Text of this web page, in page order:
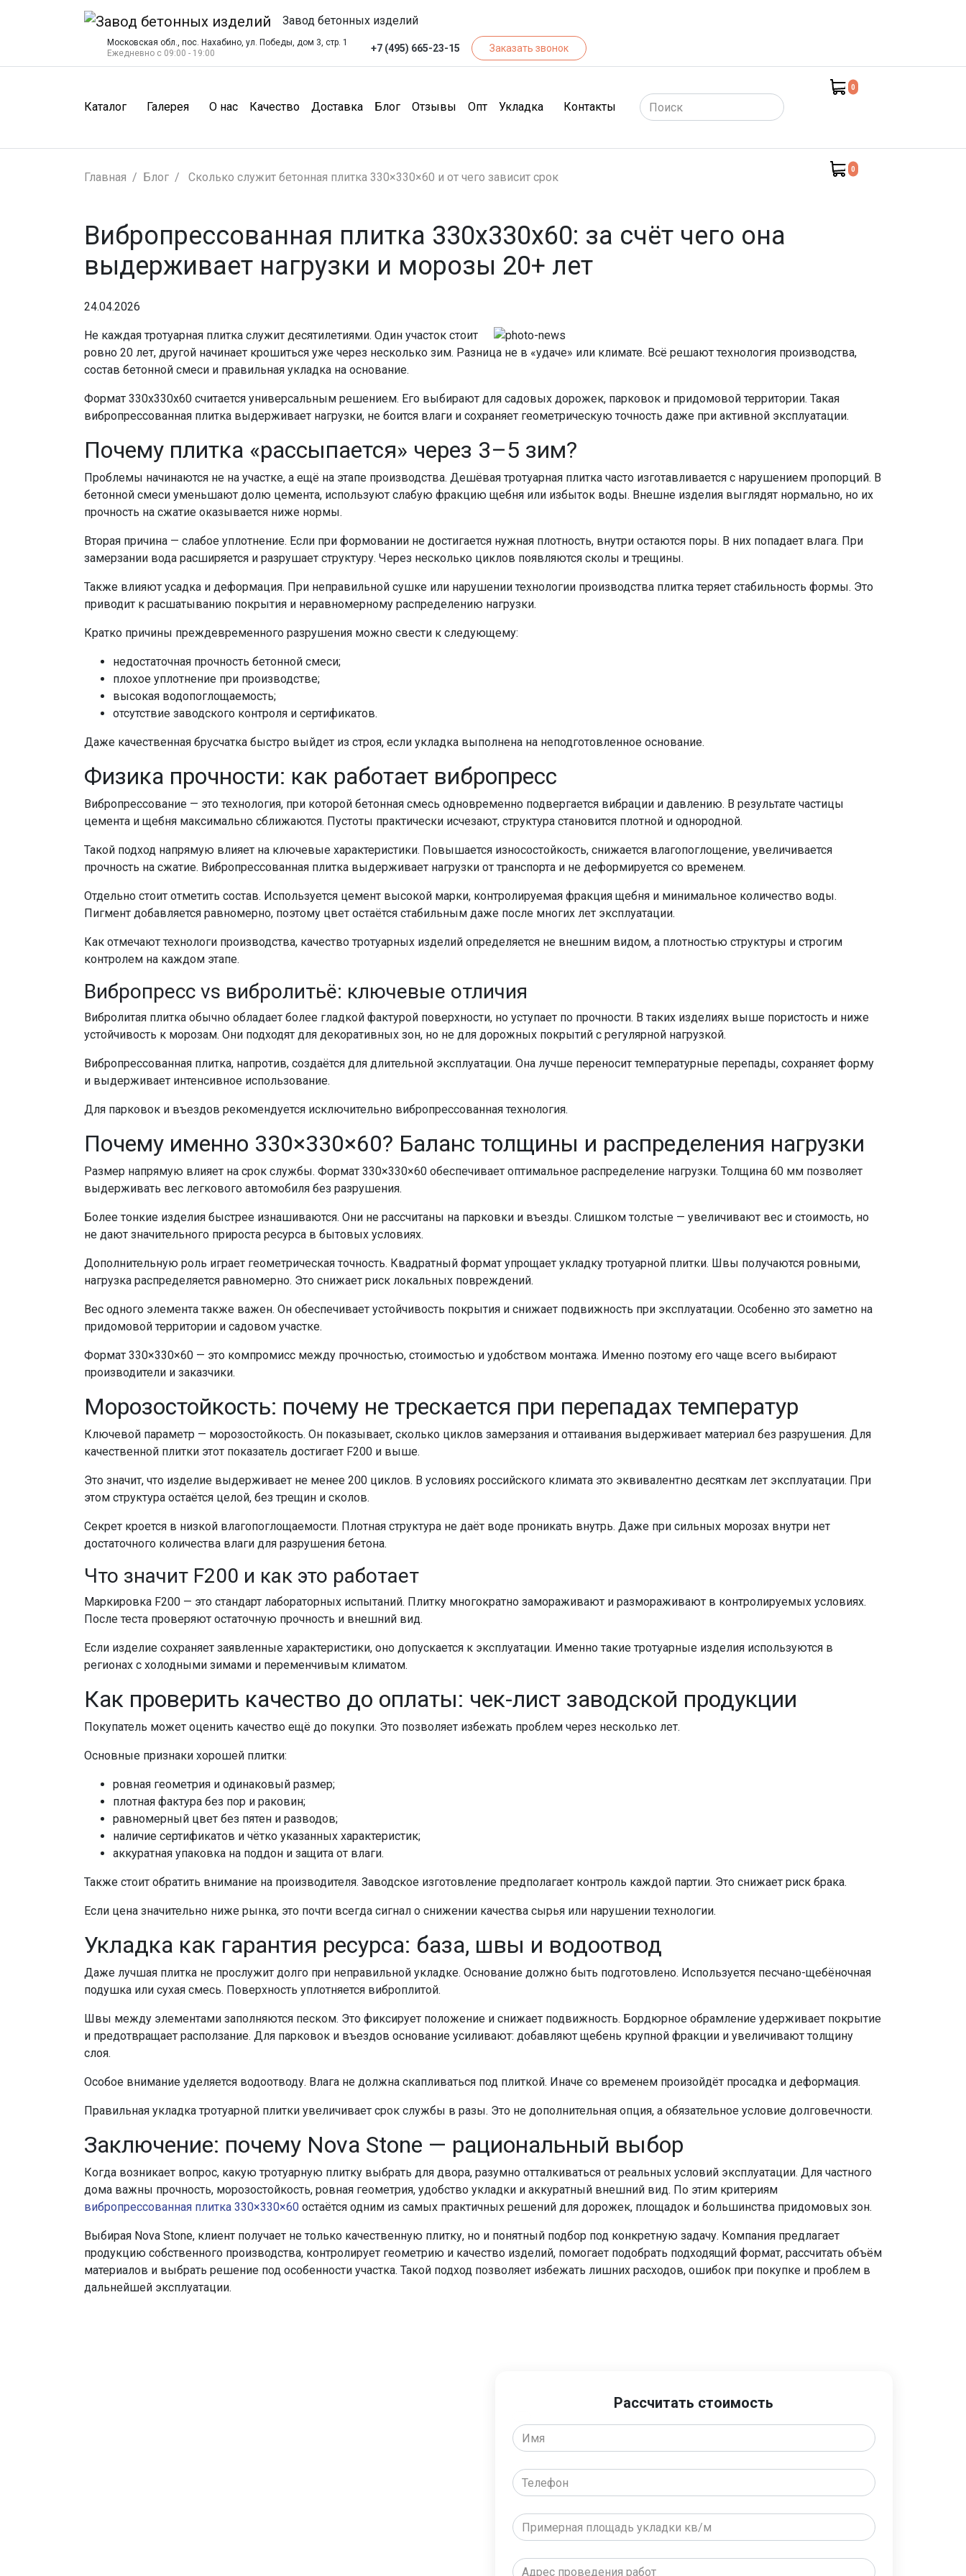
Завод бетонных изделий
Московская обл., пос. Нахабино, ул. Победы, дом 3, стр. 1
Ежедневно с 09:00 - 19:00
+7 (495) 665-23-15 Заказать звонок
Каталог Галерея О нас(О нас)
Качество(Качество)
Доставка(Доставка)
Блог(Блог)
Отзывы (Отзывы)
Опт(Опт)Укладка Контакты (Контакты)
0
0
Главная Блог Сколько служит бетонная плитка 330×330×60 и от чего зависит срок
Вибропрессованная плитка 330x330x60: за счёт чего она
выдерживает нагрузки и морозы 20+ лет
24.04.2026
Не каждая тротуарная плитка служит десятилетиями. Один участок стоит
ровно 20 лет, другой начинает крошиться уже через несколько зим. Разница не в «удаче» или климате. Всё решают технология производства,
состав бетонной смеси и правильная укладка на основание.
Формат 330х330х60 считается универсальным решением. Его выбирают для садовых дорожек, парковок и придомовой территории. Такая
вибропрессованная плитка выдерживает нагрузки, не боится влаги и сохраняет геометрическую точность даже при активной эксплуатации.
Почему плитка «рассыпается» через 3–5 зим?
Проблемы начинаются не на участке, а ещё на этапе производства. Дешёвая тротуарная плитка часто изготавливается с нарушением пропорций. В
бетонной смеси уменьшают долю цемента, используют слабую фракцию щебня или избыток воды. Внешне изделия выглядят нормально, но их
прочность на сжатие оказывается ниже нормы.
Вторая причина — слабое уплотнение. Если при формовании не достигается нужная плотность, внутри остаются поры. В них попадает влага. При
замерзании вода расширяется и разрушает структуру. Через несколько циклов появляются сколы и трещины.
Также влияют усадка и деформация. При неправильной сушке или нарушении технологии производства плитка теряет стабильность формы. Это
приводит к расшатыванию покрытия и неравномерному распределению нагрузки.
Кратко причины преждевременного разрушения можно свести к следующему:
недостаточная прочность бетонной смеси;
плохое уплотнение при производстве;
высокая водопоглощаемость;
отсутствие заводского контроля и сертификатов.
Даже качественная брусчатка быстро выйдет из строя, если укладка выполнена на неподготовленное основание.
Физика прочности: как работает вибропресс
Вибропрессование — это технология, при которой бетонная смесь одновременно подвергается вибрации и давлению. В результате частицы
цемента и щебня максимально сближаются. Пустоты практически исчезают, структура становится плотной и однородной.
Такой подход напрямую влияет на ключевые характеристики. Повышается износостойкость, снижается влагопоглощение, увеличивается
прочность на сжатие. Вибропрессованная плитка выдерживает нагрузки от транспорта и не деформируется со временем.
Отдельно стоит отметить состав. Используется цемент высокой марки, контролируемая фракция щебня и минимальное количество воды.
Пигмент добавляется равномерно, поэтому цвет остаётся стабильным даже после многих лет эксплуатации.
Как отмечают технологи производства, качество тротуарных изделий определяется не внешним видом, а плотностью структуры и строгим
контролем на каждом этапе.
Вибропресс vs вибролитьё: ключевые отличия
Вибролитая плитка обычно обладает более гладкой фактурой поверхности, но уступает по прочности. В таких изделиях выше пористость и ниже
устойчивость к морозам. Они подходят для декоративных зон, но не для дорожных покрытий с регулярной нагрузкой.
Вибропрессованная плитка, напротив, создаётся для длительной эксплуатации. Она лучше переносит температурные перепады, сохраняет форму
и выдерживает интенсивное использование.
Для парковок и въездов рекомендуется исключительно вибропрессованная технология.
Почему именно 330×330×60? Баланс толщины и распределения нагрузки
Размер напрямую влияет на срок службы. Формат 330×330×60 обеспечивает оптимальное распределение нагрузки. Толщина 60 мм позволяет
выдерживать вес легкового автомобиля без разрушения.
Более тонкие изделия быстрее изнашиваются. Они не рассчитаны на парковки и въезды. Слишком толстые — увеличивают вес и стоимость, но
не дают значительного прироста ресурса в бытовых условиях.
Дополнительную роль играет геометрическая точность. Квадратный формат упрощает укладку тротуарной плитки. Швы получаются ровными,
нагрузка распределяется равномерно. Это снижает риск локальных повреждений.
Вес одного элемента также важен. Он обеспечивает устойчивость покрытия и снижает подвижность при эксплуатации. Особенно это заметно на
придомовой территории и садовом участке.
Формат 330×330×60 — это компромисс между прочностью, стоимостью и удобством монтажа. Именно поэтому его чаще всего выбирают
производители и заказчики.
Морозостойкость: почему не трескается при перепадах температур
Ключевой параметр — морозостойкость. Он показывает, сколько циклов замерзания и оттаивания выдерживает материал без разрушения. Для
качественной плитки этот показатель достигает F200 и выше.
Это значит, что изделие выдерживает не менее 200 циклов. В условиях российского климата это эквивалентно десяткам лет эксплуатации. При
этом структура остаётся целой, без трещин и сколов.
Секрет кроется в низкой влагопоглощаемости. Плотная структура не даёт воде проникать внутрь. Даже при сильных морозах внутри нет
достаточного количества влаги для разрушения бетона.
Что значит F200 и как это работает
Маркировка F200 — это стандарт лабораторных испытаний. Плитку многократно замораживают и размораживают в контролируемых условиях.
После теста проверяют остаточную прочность и внешний вид.
Если изделие сохраняет заявленные характеристики, оно допускается к эксплуатации. Именно такие тротуарные изделия используются в
регионах с холодными зимами и переменчивым климатом.
Как проверить качество до оплаты: чек-лист заводской продукции
Покупатель может оценить качество ещё до покупки. Это позволяет избежать проблем через несколько лет.
Основные признаки хорошей плитки:
ровная геометрия и одинаковый размер;
плотная фактура без пор и раковин;
равномерный цвет без пятен и разводов;
наличие сертификатов и чётко указанных характеристик;
аккуратная упаковка на поддон и защита от влаги.
Также стоит обратить внимание на производителя. Заводское изготовление предполагает контроль каждой партии. Это снижает риск брака.
Если цена значительно ниже рынка, это почти всегда сигнал о снижении качества сырья или нарушении технологии.
Укладка как гарантия ресурса: база, швы и водоотвод
Даже лучшая плитка не прослужит долго при неправильной укладке. Основание должно быть подготовлено. Используется песчано-щебёночная
подушка или сухая смесь. Поверхность уплотняется виброплитой.
Швы между элементами заполняются песком. Это фиксирует положение и снижает подвижность. Бордюрное обрамление удерживает покрытие
и предотвращает расползание. Для парковок и въездов основание усиливают: добавляют щебень крупной фракции и увеличивают толщину
слоя.
Особое внимание уделяется водоотводу. Влага не должна скапливаться под плиткой. Иначе со временем произойдёт просадка и деформация.
Правильная укладка тротуарной плитки увеличивает срок службы в разы. Это не дополнительная опция, а обязательное условие долговечности.
Заключение: почему Nova Stone — рациональный выбор
Когда возникает вопрос, какую тротуарную плитку выбрать для двора, разумно отталкиваться от реальных условий эксплуатации. Для частного
дома важны прочность, морозостойкость, ровная геометрия, удобство укладки и аккуратный внешний вид. По этим критериям
вибропрессованная плитка 330×330×60 остаётся одним из самых практичных решений для дорожек, площадок и большинства придомовых зон.
Выбирая Nova Stone, клиент получает не только качественную плитку, но и понятный подбор под конкретную задачу. Компания предлагает
продукцию собственного производства, контролирует геометрию и качество изделий, помогает подобрать подходящий формат, рассчитать объём
материалов и выбрать решение под особенности участка. Такой подход позволяет избежать лишних расходов, ошибок при покупке и проблем в
дальнейшей эксплуатации.
Рассчитать стоимость